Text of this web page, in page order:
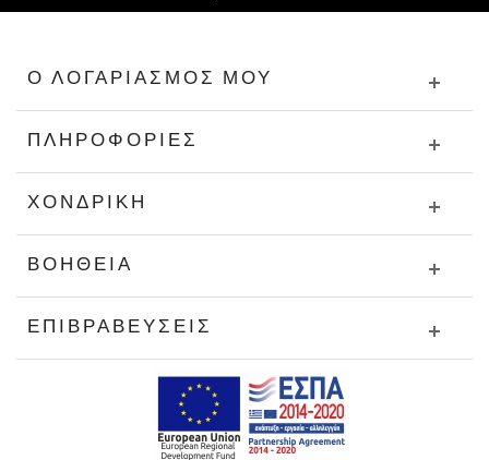
Ο ΛΟΓΑΡΙΑΣΜΌΣ ΜΟΥ
ΠΛΗΡΟΦΟΡΊΕΣ
ΧΟΝΔΡΙΚΉ
ΒΟΉΘΕΙΑ
ΕΠΙΒΡΑΒΕΎΣΕΙΣ